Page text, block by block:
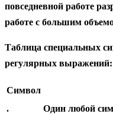
повседневной работе
работе с большим
Таблица специальных
регулярных выражений:
Символ
.
Один любой